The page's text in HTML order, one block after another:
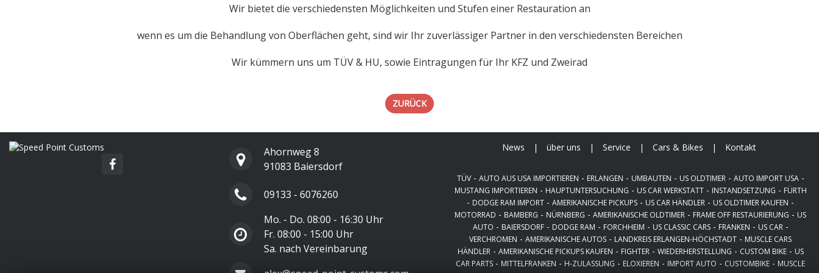
Wir bietet die verschiedensten Möglichkeiten und Stufen einer Restauration an
wenn es um die Behandlung von Oberflächen geht, sind wir Ihr zuverlässiger Partner in den verschiedensten Bereichen
Wir kümmern uns um TÜV & HU, sowie Eintragungen für Ihr KFZ und Zweirad
ZURÜCK
Ahornweg 8
91083 Baiersdorf
09133 - 6076260
Mo. - Do. 08:00 - 16:30 Uhr
Fr. 08:00 - 15:00 Uhr
Sa. nach Vereinbarung
News | über uns | Service | Cars & Bikes | Kontakt
TÜV- AUTO AUS USA IMPORTIEREN - ERLANGEN - UMBAUTEN - US OLDTIMER - AUTO IMPORT USA -
MUSTANG IMPORTIEREN - HAUPTUNTERSUCHUNG - US CAR WERKSTATT- INSTANDSETZUNG - FÜRTH
- DODGE RAM IMPORT -AMERIKANISCHE PICKUPS - US CAR HÄNDLER - US OLDTIMER KAUFEN -
MOTORRAD - BAMBERG - NÜRNBERG -AMERIKANISCHE OLDTIMER - FRAME OFF RESTAURIERUNG - US
AUTO - BAIERSDORF- DODGE RAM - FORCHHEIM - US CLASSIC CARS- FRANKEN - US CAR -
VERCHROMEN -AMERIKANISCHE AUTOS - LANDKREIS ERLANGEN-HÖCHSTADT - MUSCLE CARS
HÄNDLER - AMERIKANISCHE PICKUPS KAUFEN - FIGHTER - WIEDERHERSTELLUNG - CUSTOM BIKE- US
CAR PARTS - MITTELFRANKEN - H-ZULASSUNG - ELOXIEREN - IMPORT AUTO - CUSTOMBIKE - MUSCLE